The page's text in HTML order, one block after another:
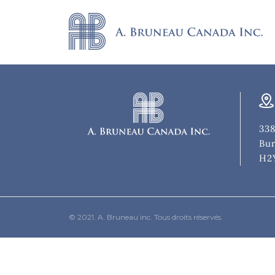
© 2021. A. Bruneau inc. Tous droits réservés.